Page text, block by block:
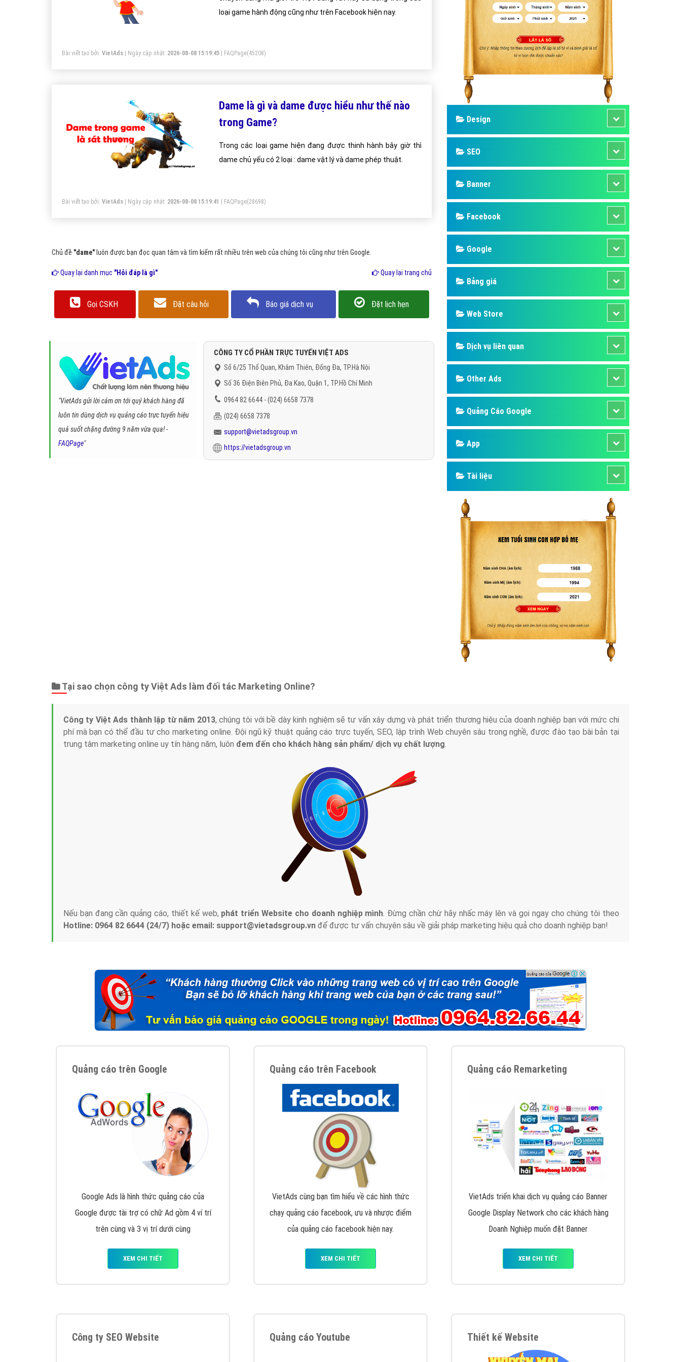
Hỏi đáp phần mềm
Hỏi đáp quảng cáo TVC
Hỏi đáp quảng cáo mobile
Hỏi đáp quảng cáo Online
Hỏi đáp quảng cáo Skype
Quảng cáo Youtube
Dịch vụ quảng cáo Youtube
Dịch vụ quảng cáo Cốc Cốc
Dịch vụ quảng cáo Tiktok
Dịch vụ quảng cáo Zalo
Định nghĩa
Nghĩa là gì
Phần mềm ứng dụng hay
loại game hành động cũng như trên Facebook hiện nay.
Bài viết tạo bởi: VietAds | Ngày cập nhật: 2026-08-08 15:19:45 FAQPage(45208)
Dame là gì và dame được hiểu như thế nào
trong Game?
Trong các loại game hiện đang được thinh hành bây giờ thì
dame chủ yếu có 2 loại : dame vật lý và dame phép thuật.
Bài viết tạo bởi: VietAds | Ngày cập nhật: 2026-08-08 15:19:41 FAQPage(28698)
Chủ đề "dame" luôn được bạn đọc quan tâm và tìm kiếm rất nhiều trên web của chúng tôi cũng như trên Google.
Quay lại danh mục "Hỏi đáp là gì" Quay lại trang chủ
Gọi CSKH Đặt câu hỏi Báo giá dịch vụ Đặt lịch hẹn
"VietAds gửi lời cảm ơn tới quý khách hàng đã
luôn tin dùng dịch vụ quảng cáo trực tuyến hiệu
quả suốt chặng đường 9 năm vừa qua! -
FAQPage"
CÔNG TY CỔ PHẦN TRỰC TUYẾN VIỆT ADS
Số 6/25 Thổ Quan, Khâm Thiên, Đống Đa, TP.Hà Nội
Số 36 Điện Biên Phủ, Đa Kao, Quận 1, TP.Hồ Chí Minh
0964 82 6644 - (024) 6658 7378
(024) 6658 7378
support@vietadsgroup.vn
https://vietadsgroup.vn
Design
SEO
Banner
Facebook
Google
Bảng giá
Web Store
Dịch vụ liên quan
Other Ads
Quảng Cáo Google
App
Tài liệu
Tại sao chọn công ty Việt Ads làm đối tác Marketing Online?
Công ty Việt Ads thành lập từ năm 2013, chúng tôi với bề dày kinh nghiệm sẽ tư vấn xây dựng và phát triển thương hiệu của doanh nghiệp bạn với mức chi
phí mà bạn có thể đầu tư cho marketing online. Đội ngũ kỹ thuật quảng cáo trực tuyến, SEO, lập trình Web chuyên sâu trong nghề, được đào tạo bài bản tại
trung tâm marketing online uy tín hàng năm, luôn đem đến cho khách hàng sản phẩm/ dịch vụ chất lượng
Nếu bạn đang cần quảng cáo, thiết kế web, phát triển Website cho doanh nghiệp mình . Đừng chần chừ hãy nhấc máy lên và gọi ngay cho chúng tôi theo
Hotline: 0964 82 6644 (24/7) hoặc email: support@vietadsgroup.vn để được tư vấn chuyên sâu về giải pháp marketing hiệu quả cho doanh nghiệp bạn!
Quảng cáo trên Google
Google Ads là hình thức quảng cáo của
Google được tài trợ có chữ Ad gồm 4 ví trí
trên cùng và 3 vị trí dưới cùng
XEM CHI TIẾT
Quảng cáo trên Facebook
VietAds cùng bạn tìm hiểu về các hình thức
chạy quảng cáo facebook, ưu và nhược điểm
của quảng cáo facebook hiện nay.
XEM CHI TIẾT
Quảng cáo Remarketing
VietAds triển khai dịch vụ quảng cáo Banner
Google Display Network cho các khách hàng
Doanh Nghiệp muốn đặt Banner
XEM CHI TIẾT
Công ty SEO Website Quảng cáo Youtube Thiết kế Website